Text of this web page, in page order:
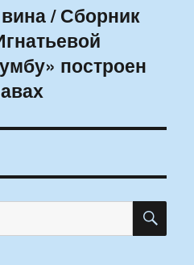
/ Сборник
построен